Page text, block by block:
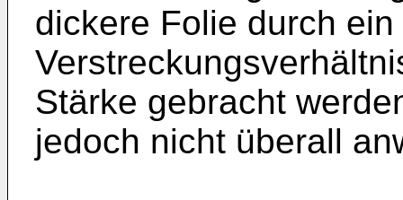
dickere Folie durch
Stärke gebracht
jedoch nicht überall